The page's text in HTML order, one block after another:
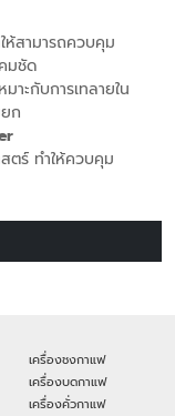
สามารถควบคุม
มชัด
ะกับการเทลายใน
ก
ตร์ ทำให้ควบคุม
เครื่องชงกาแฟ
เครื่องบดกาแฟ
เครื่องคั่วกาแฟ